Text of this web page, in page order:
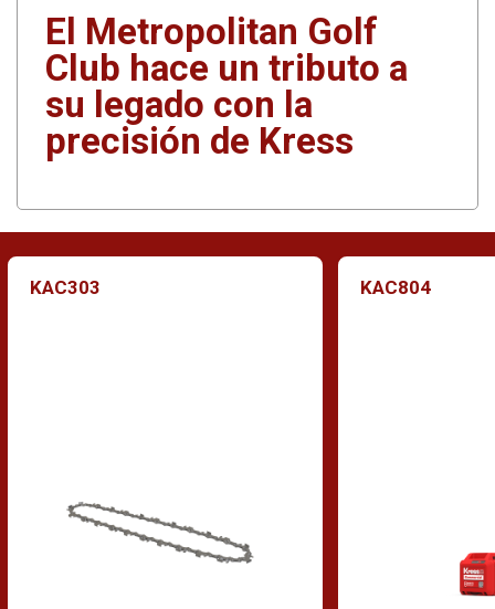
El Metropolitan Golf
Club hace un tributo a
su legado con la
precisión de Kress
KAC303 KAC804